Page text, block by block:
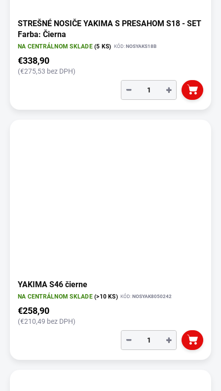
STREŠNÉ NOSIČE YAKIMA S PRESAHOM S18 - SET
Farba: Čierna
NA CENTRÁLNOM SKLADE(5 KS) KÓD: NOSYAKS18B
€338,90
(€275,53 bez DPH)
+
−
YAKIMA S46 čierne
NA CENTRÁLNOM SKLADE(>10 KS) KÓD:NOSYAK8050242
€258,90
(€210,49 bez DPH)
+
−